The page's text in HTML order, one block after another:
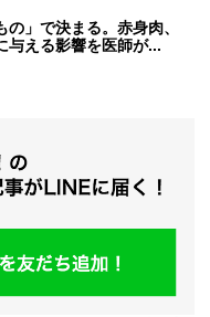
」で決まる。赤身肉、
与える影響を医師が...